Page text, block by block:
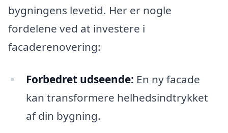
bygningens levetid. Her er nogle
fordelene ved at investere i
facaderenovering:
Forbedret udseende: En ny facade
kan transformere helhedsindtrykket
af din bygning.